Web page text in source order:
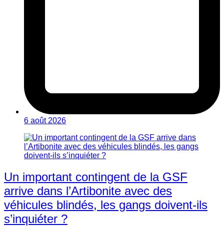
6 août 2026
Un important contingent de la GSF
arrive dans l’Artibonite avec des
véhicules blindés, les gangs doivent-ils
s’inquiéter ?